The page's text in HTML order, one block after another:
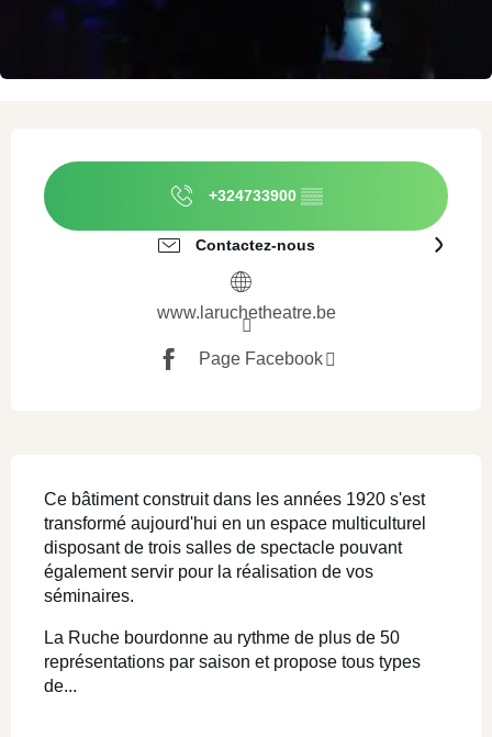
Ouverture et coordonnées
+324733900 ▒▒
Contactez-nous
www.laruchetheatre.be
Page Facebook
Ce bâtiment construit dans les années 1920 s'est
transformé aujourd'hui en un espace multiculturel
disposant de trois salles de spectacle pouvant
également servir pour la réalisation de vos
séminaires.
La Ruche bourdonne au rythme de plus de 50
représentations par saison et propose tous types
de...